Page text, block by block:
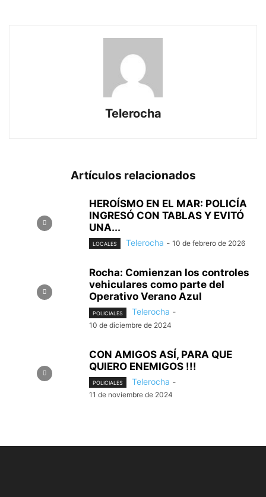
Telerocha
Artículos relacionados
HEROÍSMO EN EL MAR: POLICÍA
INGRESÓ CON TABLAS Y EVITÓ
UNA...
LOCALES Telerocha - 10 de febrero de 2026
Rocha: Comienzan los controles
vehiculares como parte del
Operativo Verano Azul
POLICIALES Telerocha -
10 de diciembre de 2024
CON AMIGOS ASÍ, PARA QUE
QUIERO ENEMIGOS !!!
POLICIALES Telerocha -
11 de noviembre de 2024